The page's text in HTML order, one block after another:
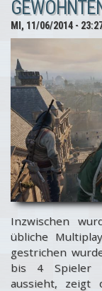
MI, 11/06/2014 -
Inzwischen
übliche
gestrichen
bis 4 Spieler
aussieht, zeigt